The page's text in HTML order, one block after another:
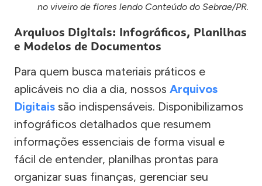
no viveiro de flores lendo Conteúdo do Sebrae/PR.
Arquivos Digitais: Infográficos, Planilhas
e Modelos de Documentos
Para quem busca materiais práticos e
aplicáveis no dia a dia, nossos Arquivos
Digitais são indispensáveis. Disponibilizamos
infográficos detalhados que resumem
informações essenciais de forma visual e
fácil de entender, planilhas prontas para
organizar suas finanças, gerenciar seu